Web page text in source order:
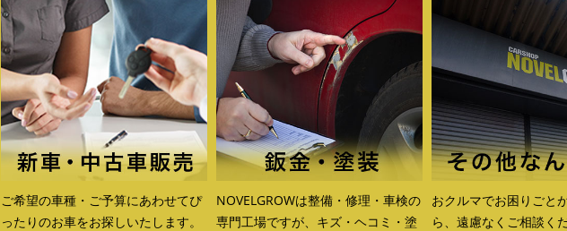
ご希望の車種・ご予算にあわせてぴ
ったりのお車をお探しいたします。
NOVELGROWは整備・修理・車検の
専門工場ですが、キズ・ヘコミ・塗
おクルマでお困りごと
ら、遠慮なくご相談く